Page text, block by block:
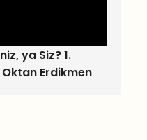
ya Siz? 1.
Erdikmen